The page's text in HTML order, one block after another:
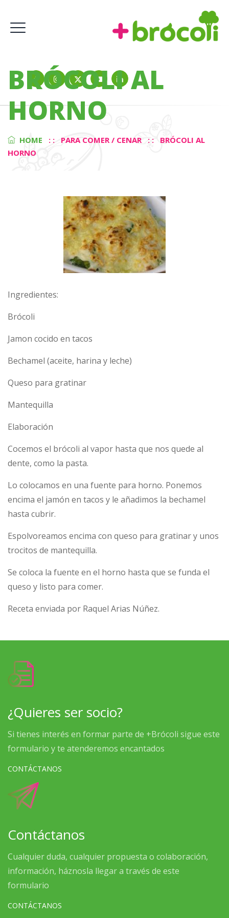
BRÓCOLI AL
HORNO
HOME : : PARA COMER / CENAR: : BRÓCOLI AL
HORNO
Ingredientes:
Brócoli
Jamon cocido en tacos
Bechamel (aceite, harina y leche)
Queso para gratinar
Mantequilla
Elaboración
Cocemos el brócoli al vapor hasta que nos quede al
dente, como la pasta.
Lo colocamos en una fuente para horno. Ponemos
encima el jamón en tacos y le añadimos la bechamel
hasta cubrir.
Espolvoreamos encima con queso para gratinar y unos
trocitos de mantequilla.
Se coloca la fuente en el horno hasta que se funda el
queso y listo para comer.
Receta enviada por Raquel Arias Núñez.
¿Quieres ser socio?
Si tienes interés en formar parte de +Brócoli sigue este
formulario y te atenderemos encantados
CONTÁCTANOS
Contáctanos
Cualquier duda, cualquier propuesta o colaboración,
información, háznosla llegar a través de este
formulario
CONTÁCTANOS